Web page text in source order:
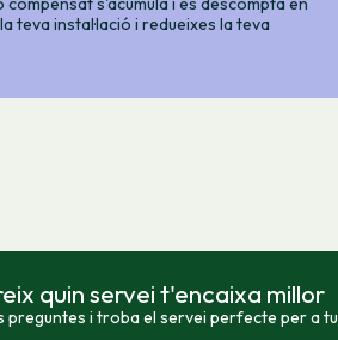
teva instal·lació i redueixes la teva
quin servei t'encaixa millor
preguntes i troba el servei perfecte per a tu